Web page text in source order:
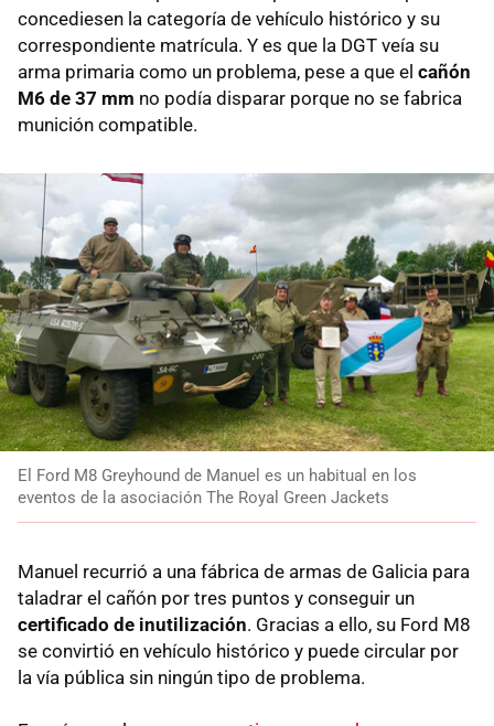
concediesen la categoría de vehículo histórico y su
correspondiente matrícula. Y es que la DGT veía su
arma primaria como un problema, pese a que el cañón
M6 de 37 mm no podía disparar porque no se fabrica
munición compatible.
El Ford M8 Greyhound de Manuel es un habitual en los
eventos de la asociación The Royal Green Jackets
Manuel recurrió a una fábrica de armas de Galicia para
taladrar el cañón por tres puntos y conseguir un
certificado de inutilización. Gracias a ello, su Ford M8
se convirtió en vehículo histórico y puede circular por
la vía pública sin ningún tipo de problema.